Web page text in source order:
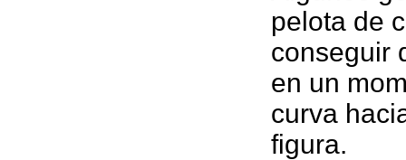
pelota de
conseguir
en un
curva
figura.